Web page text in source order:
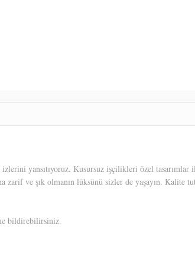
yansıtıyoruz. Kusursuz işçilikleri özel tasarımlar
ve şık olmanın lüksünü sizler de yaşayın. Kalite
bildirebilirsiniz.